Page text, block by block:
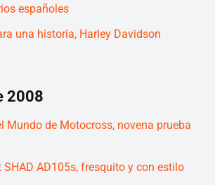
españoles
una historia, Harley Davidson
2008
Mundo de Motocross, novena prueba
SHAD AD105s, fresquito y con estilo